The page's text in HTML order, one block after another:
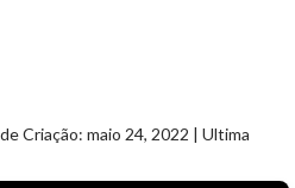
Criação: maio 24, 2022 | Ultima